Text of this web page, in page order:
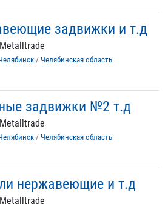
задвижки и т.д
/ Челябинская область
задвижки №2 т.д
/ Челябинская область
нержавеющие и т.д